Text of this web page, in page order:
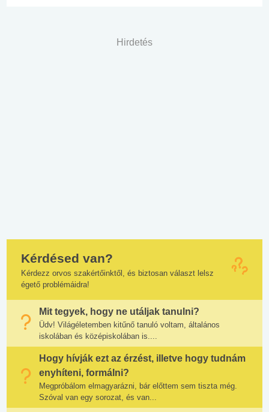
Hirdetés
Kérdésed van?
Kérdezz orvos szakértőinktől, és biztosan választ lelsz
égető problémáidra!
Mit tegyek, hogy ne utáljak tanulni?
Üdv! Világéletemben kitűnő tanuló voltam, általános
iskolában és középiskolában is....
Hogy hívják ezt az érzést, illetve hogy tudnám
enyhíteni, formálni?
Megpróbálom elmagyarázni, bár előttem sem tiszta még.
Szóval van egy sorozat, és van...